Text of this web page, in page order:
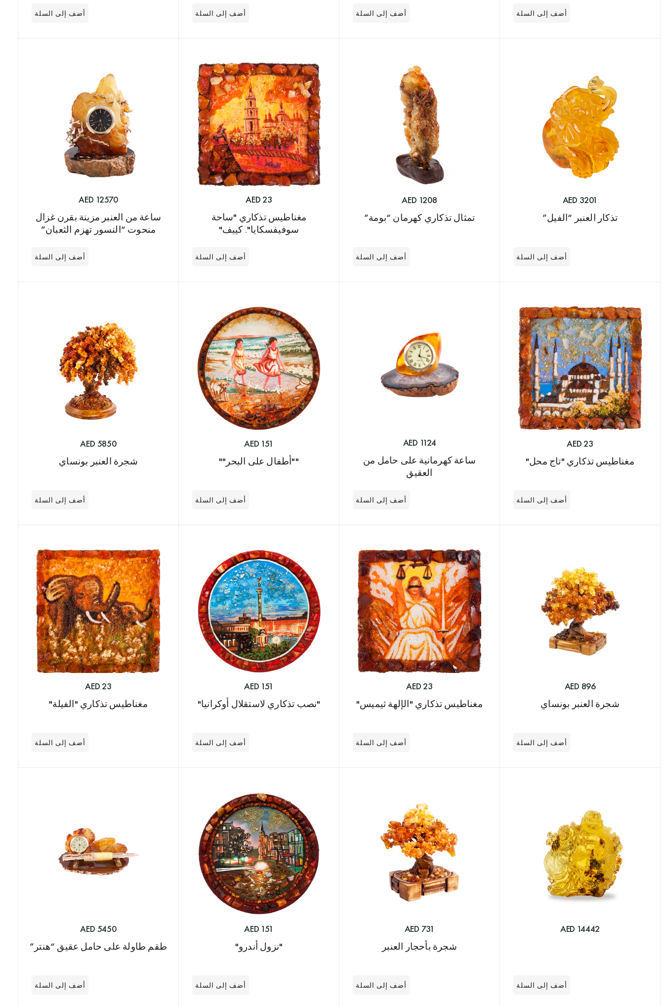
3201 AED
تذكار العنبر “الفيل”
1208 AED
تمثال تذكاري كهرمان “بومة”
23 AED
مغناطيس تذكاري "ساحة
سوفيفسكايا". كييف"
12570 AED
ساعة من العنبر مزينة بقرن غزال
منحوت “النسور تهزم الثعبان”
23 AED
مغناطيس تذكاري "تاج محل"
1124 AED
ساعة كهرمانية على حامل من
العقيق
151 AED
""أطفال على البحر""
5850 AED
شجرة العنبر بونساي
896 AED
شجرة العنبر بونساي
23 AED
مغناطيس تذكاري "الإلهة ثيميس"
151 AED
"نصب تذكاري لاستقلال أوكرانيا"
23 AED
مغناطيس تذكاري "الفيلة"
14442 AED
731 AED
شجرة بأحجار العنبر
151 AED
"نزول أندرو"
5450 AED
طقم طاولة على حامل عقيق “هنتر”